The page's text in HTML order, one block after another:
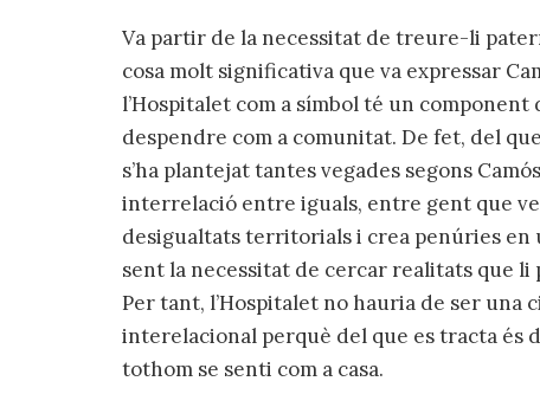
Va partir de la necessitat de treure-li
cosa molt significativa que va expressar
l’Hospitalet com a símbol té un
despendre com a comunitat. De fet, del
s’ha plantejat tantes vegades segons
interrelació entre iguals, entre gent que
desigualtats territorials i crea penúries
sent la necessitat de cercar realitats que
Per tant, l’Hospitalet no hauria de ser
interelacional perquè del que es tracta és
tothom se senti com a casa.